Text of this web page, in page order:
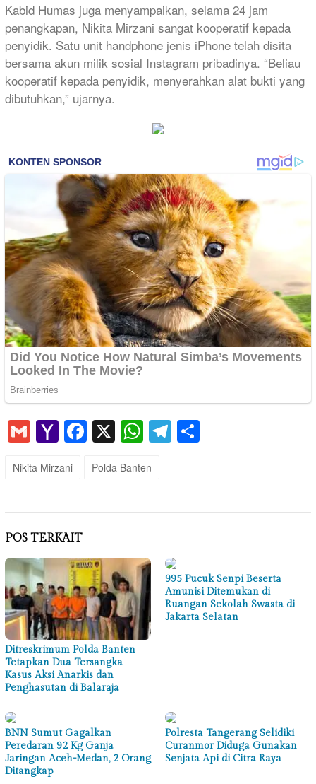
Kabid Humas juga menyampaikan, selama 24 jam
penangkapan, Nikita Mirzani sangat kooperatif kepada
penyidik. Satu unit handphone jenis iPhone telah disita
bersama akun milik sosial Instagram pribadinya. “Beliau
kooperatif kepada penyidik, menyerahkan alat bukti yang
dibutuhkan,” ujarnya.
GmailYahoo
Mail
Facebook
X WhatsApp
Telegram
Nikita Mirzani Polda Banten
POS TERKAIT
Ditreskrimum Polda Banten
Tetapkan Dua Tersangka
Kasus Aksi Anarkis dan
Penghasutan di Balaraja
995 Pucuk Senpi Beserta
Amunisi Ditemukan di
Ruangan Sekolah Swasta di
Jakarta Selatan
BNN Sumut Gagalkan
Peredaran 92 Kg Ganja
Jaringan Aceh-Medan, 2 Orang
Ditangkap
Polresta Tangerang Selidiki
Curanmor Diduga Gunakan
Senjata Api di Citra Raya